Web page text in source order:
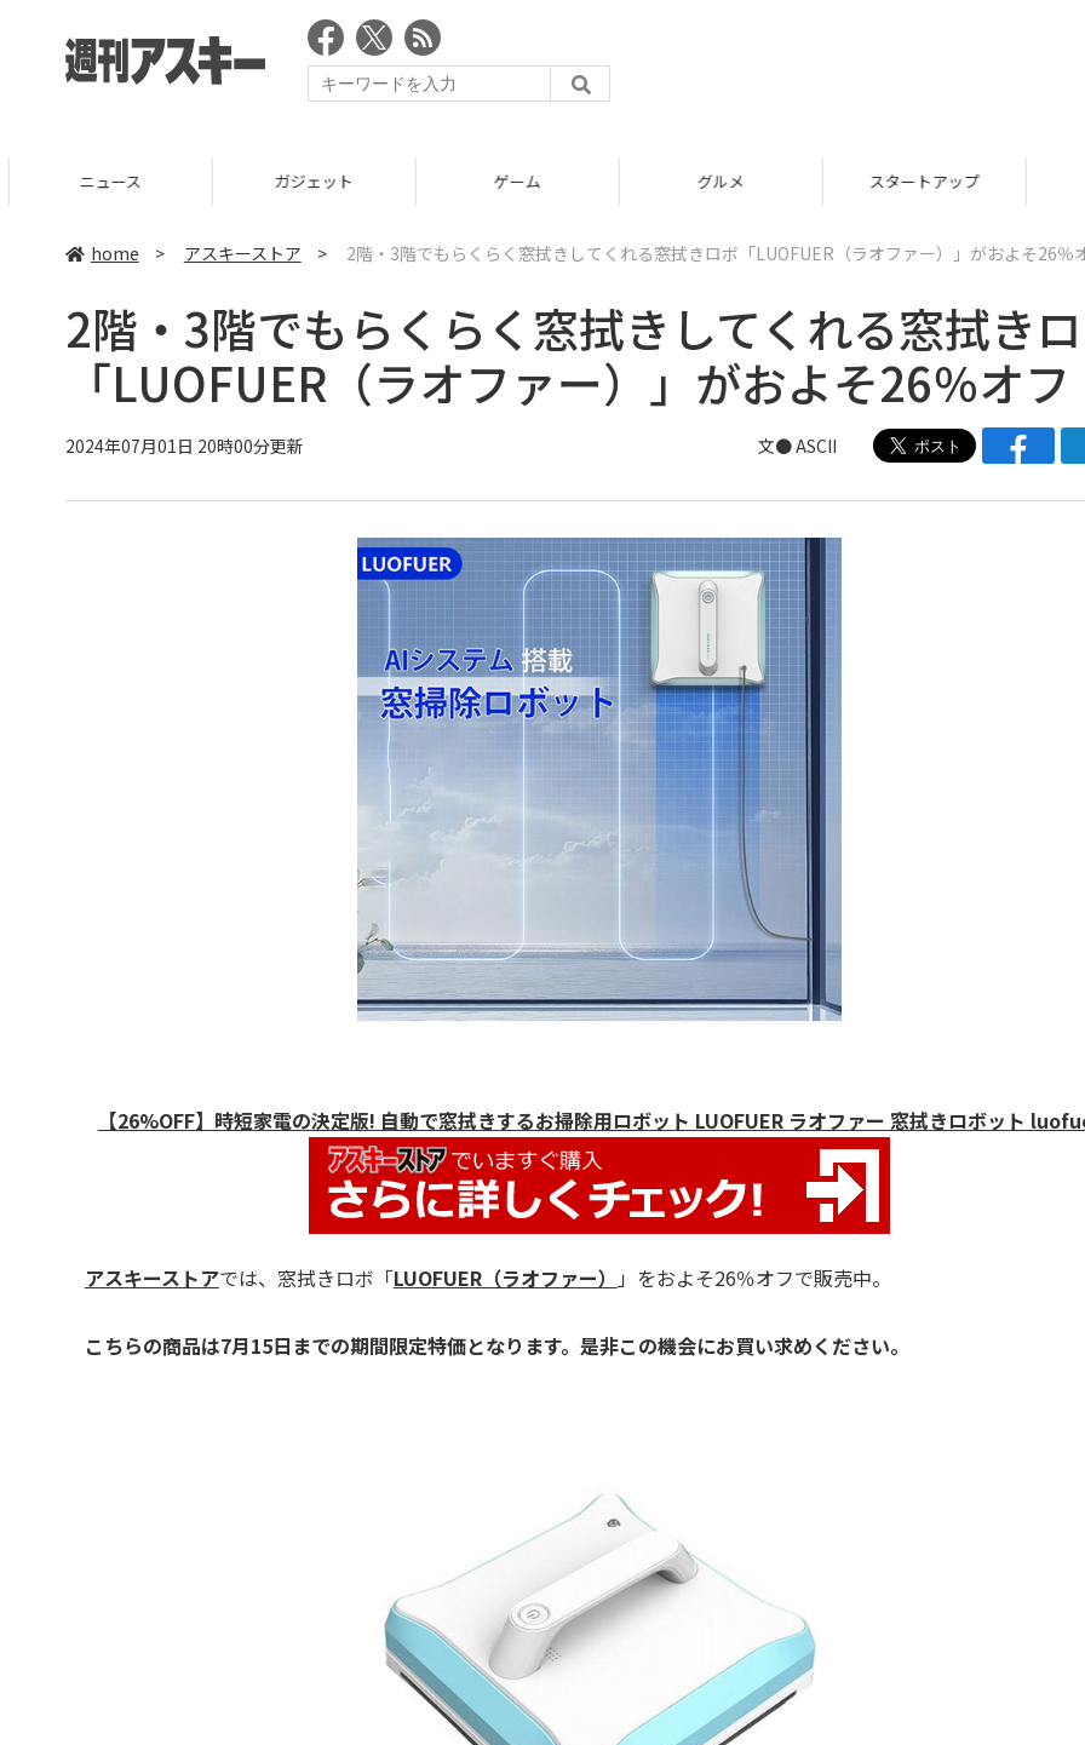
ニュース ガジェット ゲーム グルメ スタートアップ
home > アスキーストア > 2階・3階でもらくらく窓拭きしてくれる窓拭きロボ「LUOFUER（ラオファー）」がおよそ26％
2階・3階でもらくらく窓拭きしてくれる窓拭き
「LUOFUER（ラオファー）」がおよそ26％オフ
2024年07月01日 20時00分更新 文● ASCII
【26%OFF】時短家電の決定版! 自動で窓拭きするお掃除用ロボット LUOFUER ラオファー 窓拭きロボット
アスキーストアでは、窓拭きロボ「LUOFUER（ラオファー） 」をおよそ26％オフで販売中。
こちらの商品は7月15日までの期間限定特価となります。是非この機会にお買い求めください。